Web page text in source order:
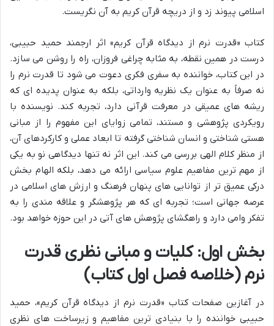
اسلامی پیوند زد و از دریچه قرآن کریم به آن نگریست.
کتاب «قدرت نرم از دیدگاه قرآن کریم» اثر ارجمند حمید حبیبی،
درست در همین نقطه، به مثابه چراغی فروزان، راه را روشن می سازد.
در این کتاب، خواننده به سفری فکری دعوت می شود تا قدرت نرم را
نه صرفاً به عنوان یک نظریه وارداتی، بلکه به عنوان پدیده ای که
ریشه های عمیقی در معرفت قرآنی دارد، تجربه کند. نویسنده با
رویکردی پژوهشی و مستند، تمامی زوایای این مفهوم را از مبانی
هستی شناختی و انسان شناختی گرفته تا ابعاد عملی و کارکردهای آن،
از منظر کلام الهی بررسی می کند. این اثر نه تنها دیدگاهی نو به یکی
از مهم ترین مفاهیم علوم سیاسی ارائه می دهد، بلکه الهام بخش
درکی عمیق تر از توانایی های پنهان فرهنگ و ارزش های اسلامی در
عرصه جهانی است؛ تجربه ای که هر پژوهشگر و علاقه مندی را به
تفکر وامی دارد و راهگشای پژوهش های آتی در این حوزه خواهد بود.
بخش اول: کلیات و مبانی نظری قدرت
نرم (خلاصه فصل اول کتاب)
در آغازین صفحات کتاب «قدرت نرم از دیدگاه قرآن کریم»، حمید
حبیبی خواننده را با بنیادی ترین مفاهیم و زیرساخت های نظری